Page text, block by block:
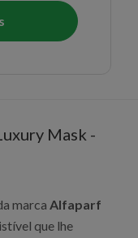
Mask -
marca Alfaparf
que lhe